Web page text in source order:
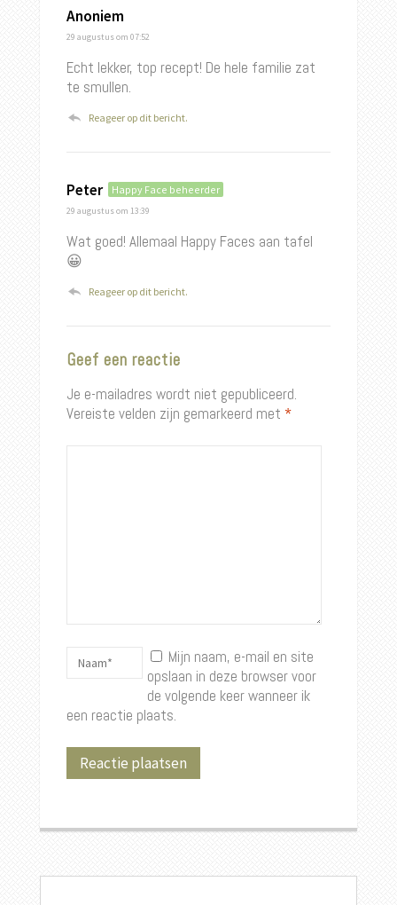
Anoniem
29 augustusom 07:52
Echt lekker, top recept! De hele familie zat
te smullen.
Reageer op dit bericht.
Peter Happy Face beheerder
29 augustusom 13:39
Wat goed! Allemaal Happy Faces aan tafel
😀
Reageer op dit bericht.
Geef een reactie
Je e-mailadres wordt niet gepubliceerd.
Vereiste velden zijn gemarkeerd met *
Mijn naam, e-mail en site
opslaan in deze browser voor
de volgende keer wanneer ik
een reactie plaats.